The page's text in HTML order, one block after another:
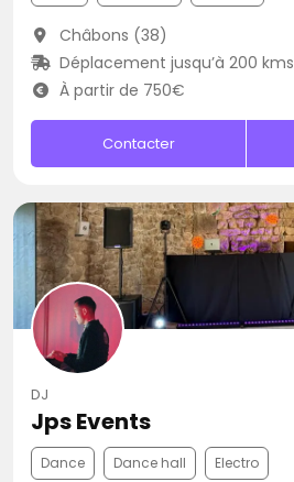
Châbons (38)
Déplacement jusqu’à 200 kms
À partir de 750€
Contacter
DJ
Jps Events
Dance Dance hall Electro